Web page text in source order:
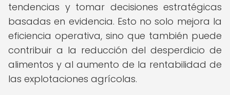
tendencias y tomar decisiones estratégicas
basadas en evidencia. Esto no solo mejora la
eficiencia operativa, sino que también puede
contribuir a la reducción del desperdicio de
alimentos y al aumento de la rentabilidad de
las explotaciones agrícolas.